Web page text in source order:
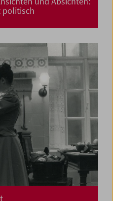
politisch